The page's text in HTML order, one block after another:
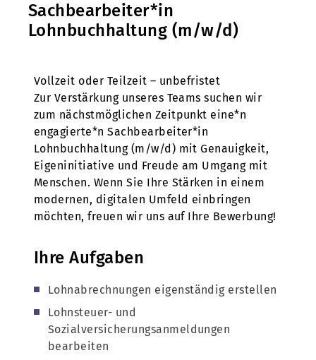
Sachbearbeiter*in
Lohnbuchhaltung (m/w/d)
Vollzeit oder Teilzeit – unbefristet
Zur Verstärkung unseres Teams suchen wir
zum nächstmöglichen Zeitpunkt eine*n
engagierte*n Sachbearbeiter*in
Lohnbuchhaltung (m/w/d) mit Genauigkeit,
Eigeninitiative und Freude am Umgang mit
Menschen. Wenn Sie Ihre Stärken in einem
modernen, digitalen Umfeld einbringen
möchten, freuen wir uns auf Ihre Bewerbung!
Ihre Aufgaben
Lohnabrechnungen eigenständig erstellen
Lohnsteuer- und
Sozialversicherungsanmeldungen
bearbeiten